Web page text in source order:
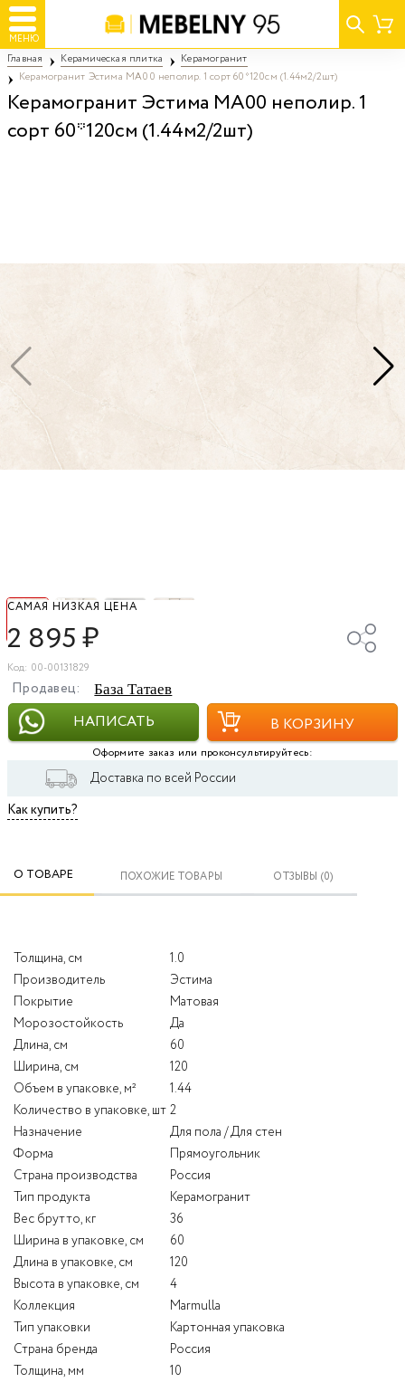
МЕНЮ
Главная Керамическая плитка
Керамогранит
Керамогранит Эстима MA00 неполир. 1 сорт 60*120см (1.44м2/2шт)
Керамогранит Эстима MA00 неполир. 1
сорт 60*120см (1.44м2/2шт)
САМАЯ НИЗКАЯ ЦЕНА
2 895₽
Код: 00-00131829
Продавец: База Татаев
НАПИСАТЬ В КОРЗИНУ
Оформите заказ или проконсультируйтесь:
Доставка по всей России
Как купить?
О ТОВАРЕ ПОХОЖИЕ ТОВАРЫ ОТЗЫВЫ (0)
Толщина, см
1.0
Производитель
Эстима
Покрытие
Матовая
Морозостойкость
Да
Длина, см
60
Ширина, см
120
Объем в упаковке, м²
1.44
Количество в упаковке, шт 2
Назначение
Для пола / Для стен
Форма
Прямоугольник
Страна производства
Россия
Тип продукта
Керамогранит
Вес брутто, кг
36
Ширина в упаковке, см
60
Длина в упаковке, см
120
Высота в упаковке, см
4
Коллекция
Marmulla
Тип упаковки
Картонная упаковка
Страна бренда
Россия
Толщина, мм
10